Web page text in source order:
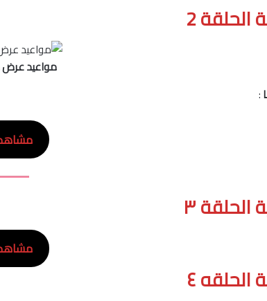
2
مواعيد عرض
:
٣
٤